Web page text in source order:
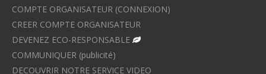
COMPTE ORGANISATEUR (CONNEXION)
CREER COMPTE ORGANISATEUR
DEVENEZ ECO-RESPONSABLE
COMMUNIQUER (publicité)
DECOUVRIR NOTRE SERVICE VIDEO